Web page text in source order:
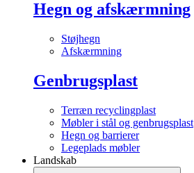
Hegn og afskærmning
Støjhegn
Afskærmning
Genbrugsplast
Terræn recyclingplast
Møbler i stål og genbrugsplast
Hegn og barrierer
Legeplads møbler
Landskab